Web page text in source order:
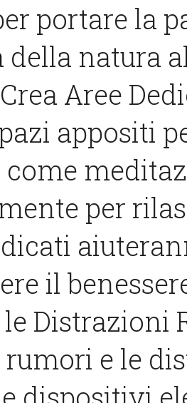
portare la
della natura
Aree
appositi
per
il
Distrazioni
e le